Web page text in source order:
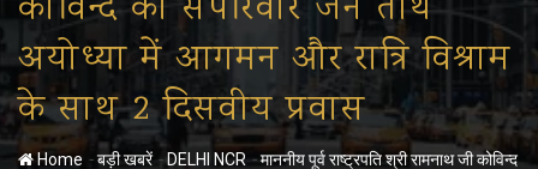
अयोध्या में आगमन और रात्रि विश्राम
के साथ 2 दिसवीय प्रवास
Home -बड़ी खबरें-DELHI NCR-माननीय पूर्व राष्ट्रपति श्री रामनाथ जी कोविन्द